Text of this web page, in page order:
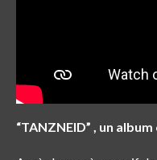
“TANZNEID” , un